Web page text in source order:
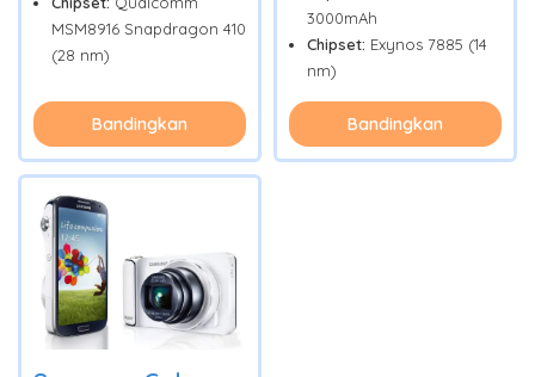
MSM8916 Snapdragon 410
(28 nm)
Bandingkan
3000mAh
Chipset: Exynos 7885 (14
nm)
Bandingkan